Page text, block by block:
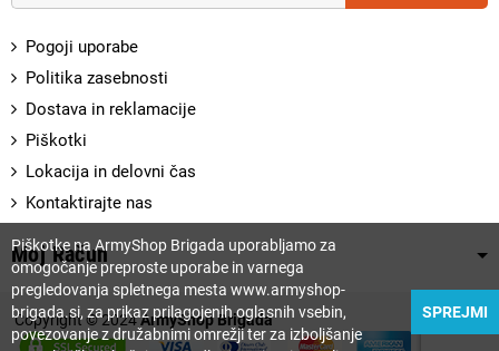
Pogoji uporabe
Politika zasebnosti
Dostava in reklamacije
Piškotki
Lokacija in delovni čas
Kontaktirajte nas
Moj Račun
Copyright © 2024ArmyShop Brigada
Piškotke na ArmyShop Brigada uporabljamo za
omogočanje preproste uporabe in varnega
pregledovanja spletnega mesta www.armyshop-
brigada.si, za prikaz prilagojenih oglasnih vsebin,
povezovanje z družabnimi omrežji ter za izboljšanje
SPREJMI